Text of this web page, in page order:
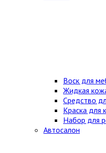
Воск для
Жидкая
Средство
Краска для
Набор для
Автосалон